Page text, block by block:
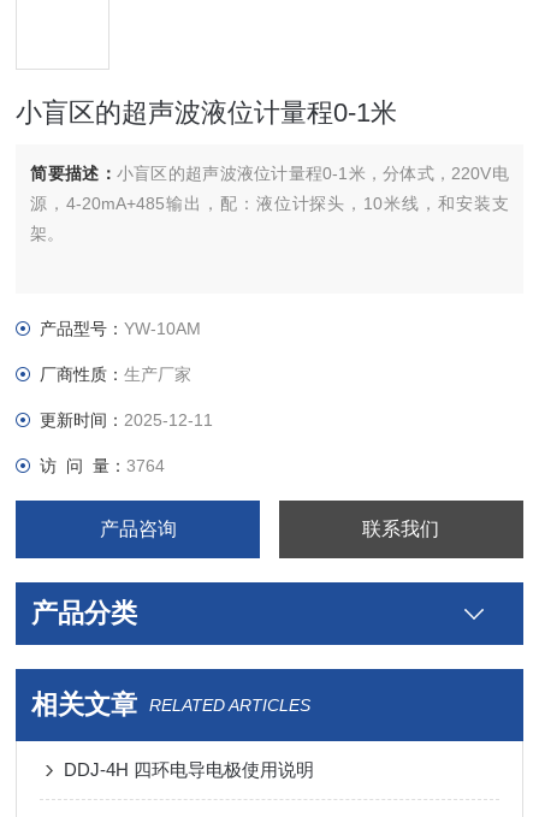
小盲区的超声波液位计量程0-1米
简要描述： 小盲区的超声波液位计量程0-1米，分体式，220V电
源，4-20mA+485输出，配：液位计探头，10米线，和安装支
架。
产品型号：YW-10AM
厂商性质：生产厂家
更新时间： 2025-12-11
访 问 量：3764
产品咨询 联系我们
产品分类
相关文章 RELATED ARTICLES
DDJ-4H 四环电导电极使用说明